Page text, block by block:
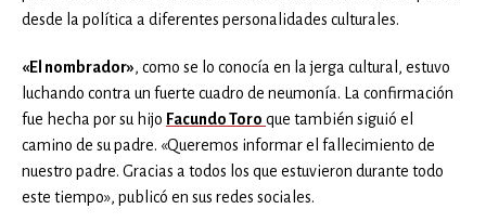
desde la política a diferentes personalidades culturales.
«El nombrador», como se lo conocía en la jerga cultural, estuvo
luchando contra un fuerte cuadro de neumonía. La confirmación
fue hecha por su hijo Facundo Toro que también siguió el
camino de su padre. «Queremos informar el fallecimiento de
nuestro padre. Gracias a todos los que estuvieron durante todo
este tiempo», publicó en sus redes sociales.